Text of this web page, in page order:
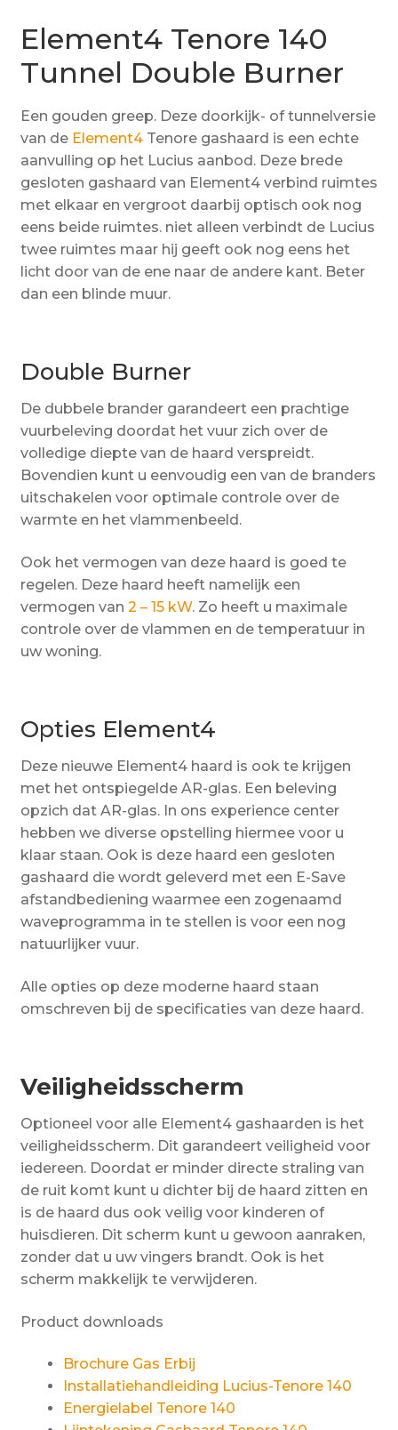
Element4 Tenore 140
Tunnel Double Burner
Een gouden greep. Deze doorkijk- of tunnelversie
van de Element4Tenore gashaard is een echte
aanvulling op het Lucius aanbod. Deze brede
gesloten gashaard van Element4 verbind ruimtes
met elkaar en vergroot daarbij optisch ook nog
eens beide ruimtes. niet alleen verbindt de Lucius
twee ruimtes maar hij geeft ook nog eens het
licht door van de ene naar de andere kant. Beter
dan een blinde muur.
Double Burner
De dubbele brander garandeert een prachtige
vuurbeleving doordat het vuur zich over de
volledige diepte van de haard verspreidt.
Bovendien kunt u eenvoudig een van de branders
uitschakelen voor optimale controle over de
warmte en het vlammenbeeld.
Ook het vermogen van deze haard is goed te
regelen. Deze haard heeft namelijk een
vermogen van 2 – 15 kW. Zo heeft u maximale
controle over de vlammen en de temperatuur in
uw woning.
Opties Element4
Deze nieuwe Element4 haard is ook te krijgen
met het ontspiegelde AR-glas. Een beleving
opzich dat AR-glas. In ons experience center
hebben we diverse opstelling hiermee voor u
klaar staan. Ook is deze haard een gesloten
gashaard die wordt geleverd met een E-Save
afstandbediening waarmee een zogenaamd
waveprogramma in te stellen is voor een nog
natuurlijker vuur.
Alle opties op deze moderne haard staan
omschreven bij de specificaties van deze haard.
Veiligheidsscherm
Optioneel voor alle Element4 gashaarden is het
veiligheidsscherm. Dit garandeert veiligheid voor
iedereen. Doordat er minder directe straling van
de ruit komt kunt u dichter bij de haard zitten en
is de haard dus ook veilig voor kinderen of
huisdieren. Dit scherm kunt u gewoon aanraken,
zonder dat u uw vingers brandt. Ook is het
scherm makkelijk te verwijderen.
Product downloads
Brochure Gas Erbij
Installatiehandleiding Lucius-Tenore 140
Energielabel Tenore 140